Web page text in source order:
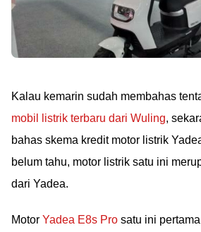
Kalau kemarin sudah membahas
mobil listrik terbaru dari Wuling,
bahas skema kredit motor listrik
belum tahu, motor listrik satu ini
dari Yadea.
Motor Yadea E8s Pro satu ini